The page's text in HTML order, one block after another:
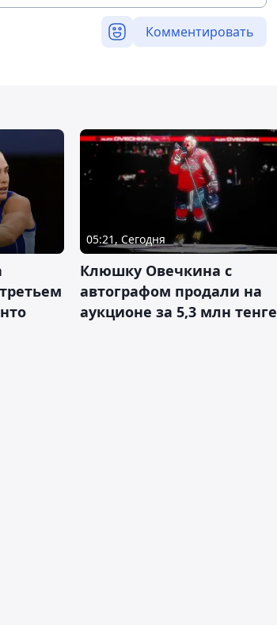
Комментировать
05:21, Сегодня
Клюшку Овечкина с
автографом продали на
аукционе за 5,3 млн тенге